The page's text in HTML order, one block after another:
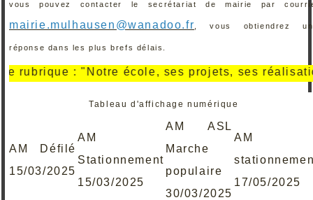
vous pouvez contacter le secrétariat de mairie par
mairie.mulhausen@wanadoo.fr , vous obtiendrez
réponse dans les plus brefs délais.
"Notre école, ses projets, ses réalisations" .
Tableau d'affichage numérique
AM Défilé
15/03/2025
AM
Stationnement
15/03/2025
AM ASL
Marche
populaire
30/03/2025
AM
17/05/2025